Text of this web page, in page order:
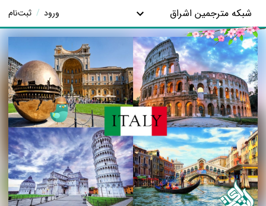
شبکه مترجمین اشراق ورود / ثبت‌نام